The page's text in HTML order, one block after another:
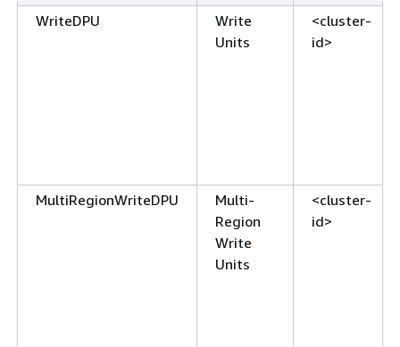
WriteDPU
Write
Units
<cluster-
id>
MultiRegionWriteDPU
Multi-
Region
Write
Units
<cluster-
id>